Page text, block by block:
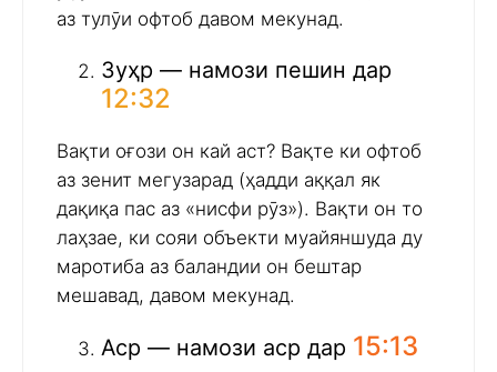
аз тулӯи офтоб давом мекунад.
Зуҳр — намози пешин дар
12:32
Вақти оғози он кай аст? Вақте ки офтоб
аз зенит мегузарад (ҳадди аққал як
дақиқа пас аз «нисфи рӯз»). Вақти он то
лаҳзае, ки сояи объекти муайяншуда ду
маротиба аз баландии он бештар
мешавад, давом мекунад.
Аср — намози аср дар 15:13